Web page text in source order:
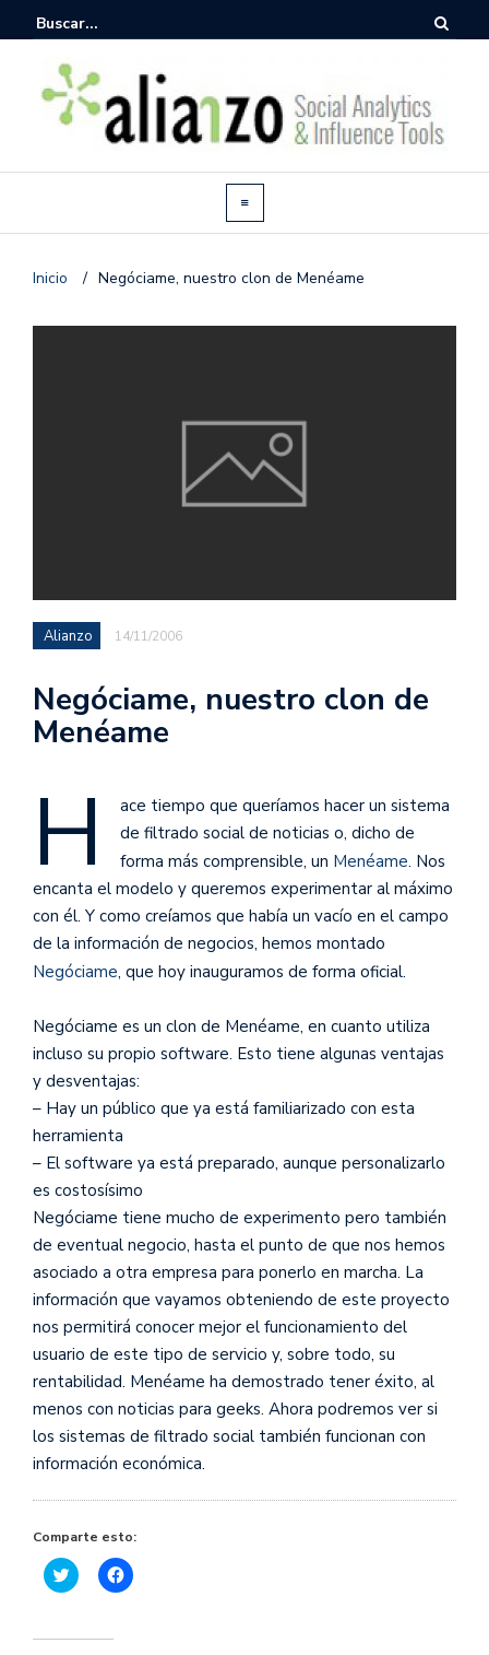
Inicio / Negóciame, nuestro clon de Menéame
Alianzo 14/11/2006
Negóciame, nuestro clon de
Menéame
H
ace tiempo que queríamos hacer un sistema
de filtrado social de noticias o, dicho de
forma más comprensible, un Menéame. Nos
encanta el modelo y queremos experimentar al máximo
con él. Y como creíamos que había un vacío en el campo
de la información de negocios, hemos montado
Negóciame, que hoy inauguramos de forma oficial.
Negóciame es un clon de Menéame, en cuanto utiliza
incluso su propio software. Esto tiene algunas ventajas
y desventajas:
– Hay un público que ya está familiarizado con esta
herramienta
– El software ya está preparado, aunque personalizarlo
es costosísimo
Negóciame tiene mucho de experimento pero también
de eventual negocio, hasta el punto de que nos hemos
asociado a otra empresa para ponerlo en marcha. La
información que vayamos obteniendo de este proyecto
nos permitirá conocer mejor el funcionamiento del
usuario de este tipo de servicio y, sobre todo, su
rentabilidad. Menéame ha demostrado tener éxito, al
menos con noticias para geeks. Ahora podremos ver si
los sistemas de filtrado social también funcionan con
información económica.
Comparte esto:
Haz
clic
Twitter
Haz
clic